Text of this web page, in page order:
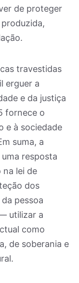
de proteger
travestidas
erguer a
e da justiça
fornece o
e à sociedade
suma, a
resposta
na lei de
dos
pessoa
utilizar a
como
de soberania e